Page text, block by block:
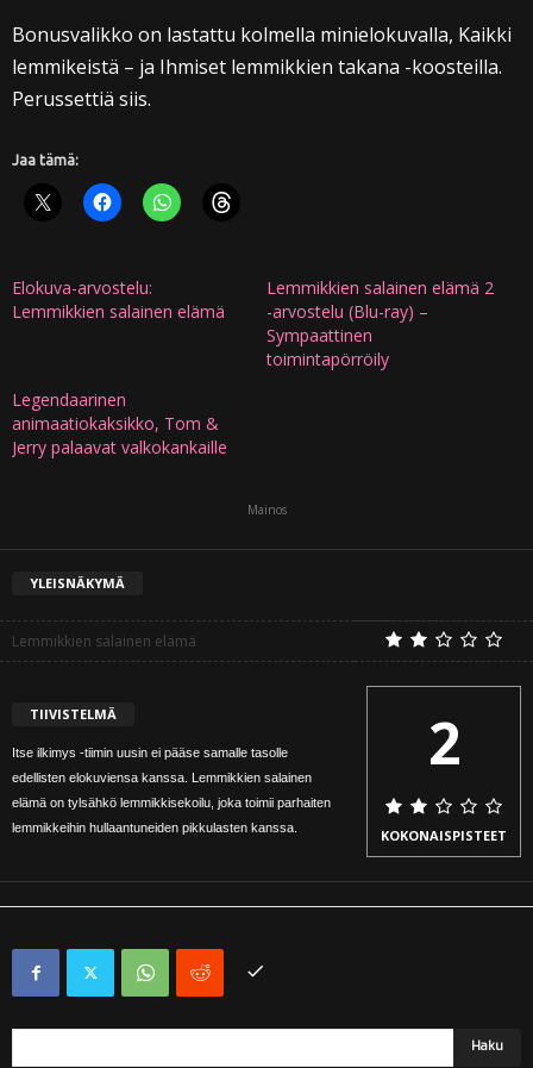
Bonusvalikko on lastattu kolmella minielokuvalla, Kaikki
lemmikeistä – ja Ihmiset lemmikkien takana -koosteilla.
Perussettiä siis.
Jaa tämä:
Elokuva-arvostelu:
Lemmikkien salainen elämä
Lemmikkien salainen elämä 2
-arvostelu (Blu-ray) –
Sympaattinen
toimintapörröily
Legendaarinen
animaatiokaksikko, Tom &
Jerry palaavat valkokankaille
Mainos
YLEISNÄKYMÄ
Lemmikkien salainen elämä
TIIVISTELMÄ
Itse ilkimys -tiimin uusin ei pääse samalle tasolle
edellisten elokuviensa kanssa. Lemmikkien salainen
elämä on tylsähkö lemmikkisekoilu, joka toimii parhaiten
lemmikkeihin hullaantuneiden pikkulasten kanssa.
2
KOKONAISPISTEET